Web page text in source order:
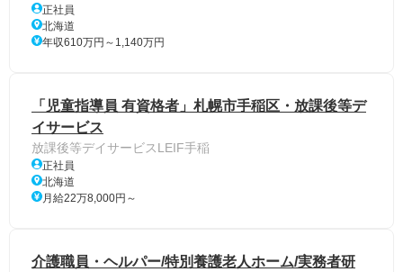
正社員
北海道
年収610万円～1,140万円
「児童指導員 有資格者」札幌市手稲区・放課後等デ
イサービス
放課後等デイサービスLEIF手稲
正社員
北海道
月給22万8,000円～
介護職員・ヘルパー/特別養護老人ホーム/実務者研